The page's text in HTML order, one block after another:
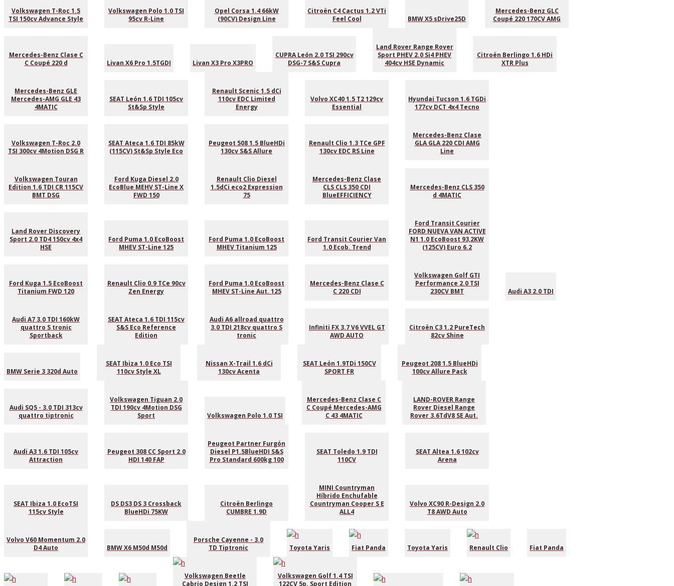
Volkswagen T-Roc 1.5
TSI 150cv Advance Style
Volkswagen Polo 1.0 TSI
95cv R-Line
Opel Corsa 1.4 66kW
(90CV) Design Line
Citroën C4 Cactus 1.2 VTi
Feel Cool
BMW X5 sDrive25D
Mercedes-Benz GLC
Coupé 220 170CV AMG
Mercedes-Benz Clase C
C Coupé 220 d
Livan X6 Pro 1.5TGDI Livan X3 Pro X3PRO
CUPRA León 2.0 TSI 290cv
DSG-7 S&S Cupra
Land Rover Range Rover
Sport PHEV 2.0 Si4 PHEV
404cv HSE Dynamic
Citroën Berlingo 1.6 HDi
XTR Plus
Mercedes-Benz GLE
Mercedes-AMG GLE 43
4MATIC
SEAT León 1.6 TDI 105cv
St&Sp Style
Renault Scenic 1.5 dCi
110cv EDC Limited
Energy
Volvo XC40 1.5 T2 129cv
Essential
Hyundai Tucson 1.6 TGDi
177cv DCT 4x4 Tecno
Volkswagen T-Roc 2.0
TSI 300cv 4Motion DSG R
SEAT Ateca 1.6 TDI 85kW
(115CV) St&Sp Style Eco
Peugeot 508 1.5 BlueHDi
130cv S&S Allure
Renault Clio 1.3 TCe GPF
130cv EDC RS Line
Mercedes-Benz Clase
GLA GLA 220 CDI AMG
Line
Volkswagen Touran
Edition 1.6 TDI CR 115CV
BMT DSG
Ford Kuga Diesel 2.0
EcoBlue MEHV ST-Line X
FWD 150
Renault Clio Diesel
1.5dCi eco2 Expression
75
Mercedes-Benz Clase
CLS CLS 350 CDI
BlueEFFICIENCY
Mercedes-Benz CLS 350
d 4MATIC
Land Rover Discovery
Sport 2.0 TD4 150cv 4x4
HSE
Ford Puma 1.0 EcoBoost
MHEV ST-Line 125
Ford Puma 1.0 EcoBoost
MHEV Titanium 125
Ford Transit Courier Van
1.0 Ecob. Trend
Ford Transit Courier
FORD NUEVA VAN ACTIVE
N1 1.0 EcoBoost 93,2KW
(125CV) Euro 6.2
Ford Kuga 1.5 EcoBoost
Titanium FWD 120
Renault Clio 0.9 TCe 90cv
Zen Energy
Ford Puma 1.0 EcoBoost
MHEV ST-Line Aut. 125
Mercedes-Benz Clase C
C 220 CDI
Volkswagen Golf GTI
Performance 2.0 TSI
230CV BMT
Audi A3 2.0 TDI
Audi A7 3.0 TDI 160kW
quattro S tronic
Sportback
SEAT Ateca 1.6 TDI 115cv
S&S Eco Reference
Edition
Audi A6 allroad quattro
3.0 TDI 218cv quattro S
tronic
Infiniti FX 3.7 V6 VVEL GT
AWD AUTO
Citroën C3 1.2 PureTech
82cv Shine
BMW Serie 3 320d Auto
SEAT Ibiza 1.0 Eco TSI
110cv Style XL
Nissan X-Trail 1.6 dCi
130cv Acenta
SEAT León 1.9TDi 150CV
SPORT FR
Peugeot 208 1.5 BlueHDi
100cv Allure Pack
Audi SQ5 - 3.0 TDI 313cv
quattro tiptronic
Volkswagen Tiguan 2.0
TDI 190cv 4Motion DSG
Sport
Volkswagen Polo 1.0 TSI
Mercedes-Benz Clase C
C Coupé Mercedes-AMG
C 43 4MATIC
LAND-ROVER Range
Rover Diesel Range
Rover 3.6TdV8 SE Aut.
Audi A3 1.6 TDI 105cv
Attraction
Peugeot 308 CC Sport 2.0
HDI 140 FAP
Peugeot Partner Furgón
Diesel P1.5BlueHDI S&S
Pro Standard 600kg 100
SEAT Toledo 1.9 TDI
110CV
SEAT Altea 1.6 102cv
Arena
SEAT Ibiza 1.0 EcoTSI
115cv Style
DS DS3 DS 3 Crossback
BlueHDi 75KW
Citroën Berlingo
CUMBRE 1.9D
MINI Countryman
Híbrido Enchufable
Countryman Cooper S E
ALL4
Volvo XC90 R-Design 2.0
T8 AWD Auto
Volvo V60 Momentum 2.0
D4 Auto
BMW X6 M50d M50d
Porsche Cayenne - 3.0
TD Tiptronic
Toyota Yaris Fiat Panda Toyota Yaris Renault Clio Fiat Panda
Volkswagen Beetle
Cabrio Design 1.2 TSI
Volkswagen Golf 1.4 TSI
122CV 5p. Sport Edition